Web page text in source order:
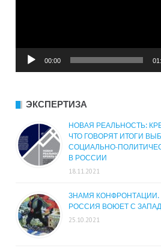
00:00
ЭКСПЕРТИЗА
НОВАЯ РЕАЛЬНОСТЬ:
ЧТО ГОВОРЯТ ИТОГИ
СОЦИАЛЬНО-
В РОССИИ
18.11.2021
ЗНАМЯ КОНФРОНТАЦИИ.
РОССИЯ ВОЮЕТ С
25.10.2021